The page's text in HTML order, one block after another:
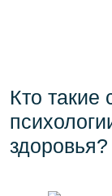
Кто такие
здоровья?